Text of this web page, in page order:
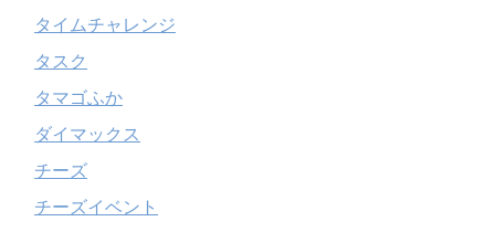
タイムチャレンジ
タスク
タマゴふか
ダイマックス
チーズ
チーズイベント